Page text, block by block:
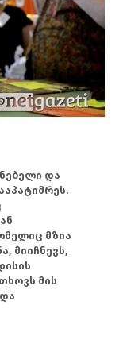
და
მზია
მიიჩნევს,
მის